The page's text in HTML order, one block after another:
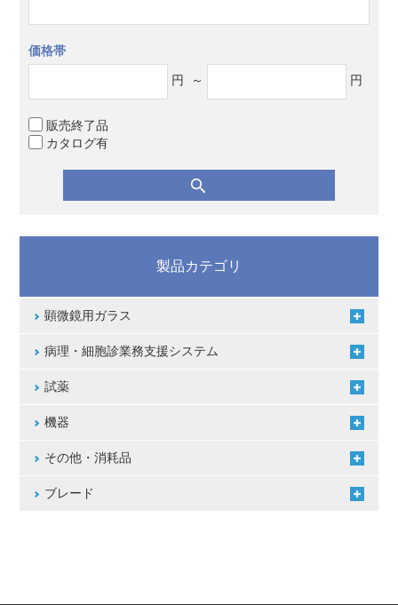
価格帯
円 ～ 円
販売終了品
カタログ有
製品カテゴリ
顕微鏡用ガラス
病理・細胞診業務支援システム
試薬
機器
その他・消耗品
ブレード